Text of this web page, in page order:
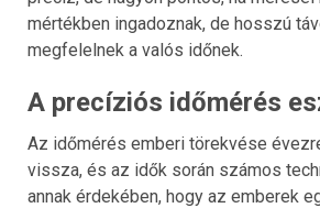
mértékben ingadoznak, de hosszú
megfelelnek a valós időnek.
A precíziós időmérés
Az időmérés emberi törekvése
vissza, és az idők során számos
annak érdekében, hogy az emberek